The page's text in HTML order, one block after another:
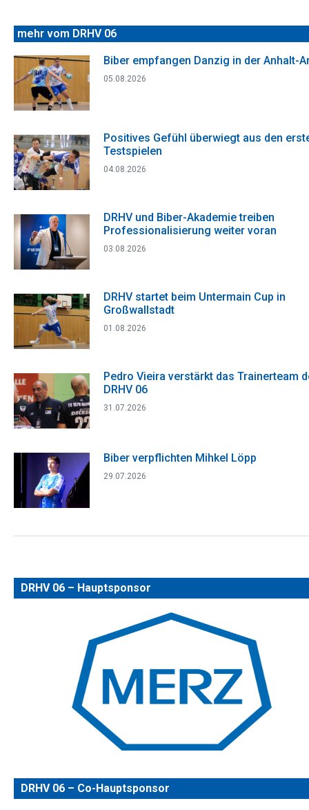
mehr vom DRHV 06
Biber empfangen Danzig in der Anhalt-
05.08.2026
Positives Gefühl überwiegt aus den
Testspielen
04.08.2026
DRHV und Biber-Akademie treiben
Professionalisierung weiter voran
03.08.2026
DRHV startet beim Untermain Cup in
Großwallstadt
01.08.2026
Pedro Vieira verstärkt das Trainerteam
DRHV 06
31.07.2026
Biber verpflichten Mihkel Löpp
29.07.2026
DRHV 06 – Hauptsponsor
DRHV 06 – Co-Hauptsponsor